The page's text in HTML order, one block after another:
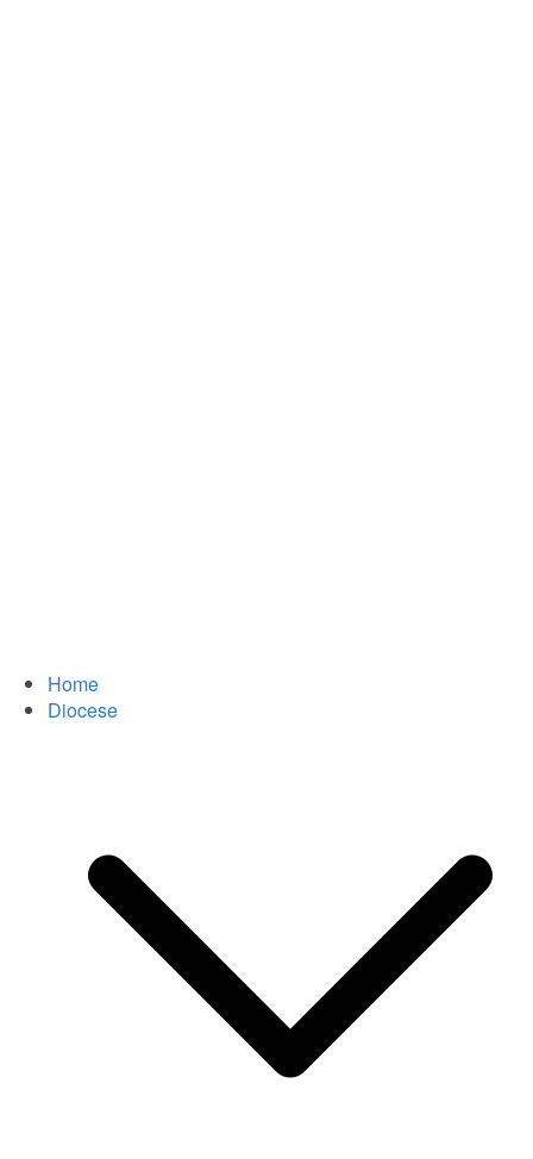
Home
Diocese